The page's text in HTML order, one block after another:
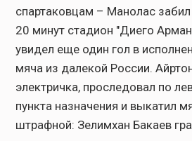
спартаковцам – Манолас
20 минут стадион "Диего
увидел еще один гол в
мяча из далекой России.
электричка, проследовал по
пункта назначения и выкатил
штрафной: Зелимхан Бакаев